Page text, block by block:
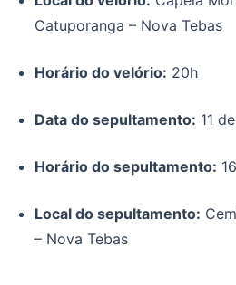
Catuporanga – Nova Tebas
Horário do velório: 20h
Data do sepultamento: 11
Horário do sepultamento:
Local do sepultamento:
– Nova Tebas